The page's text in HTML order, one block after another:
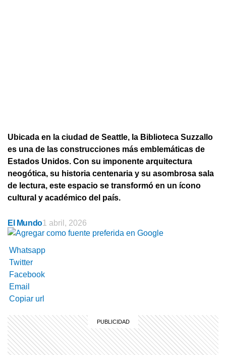
Ubicada en la ciudad de Seattle, la Biblioteca Suzzallo
es una de las construcciones más emblemáticas de
Estados Unidos. Con su imponente arquitectura
neogótica, su historia centenaria y su asombrosa sala
de lectura, este espacio se transformó en un ícono
cultural y académico del país.
El Mundo1 abril, 2026
Whatsapp
Twitter
Facebook
Email
Copiar url